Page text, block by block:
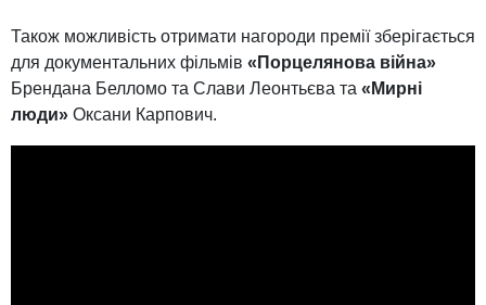
Також можливість отримати нагороди премії зберігається
для документальних фільмів «Порцелянова війна»
Брендана Белломо та Слави Леонтьєва та «Мирні
люди» Оксани Карпович.